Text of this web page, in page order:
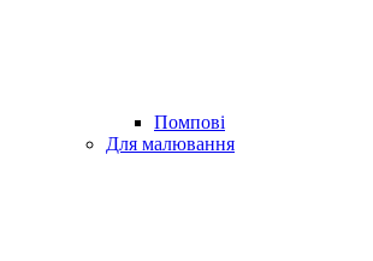
Помпові
Для малювання